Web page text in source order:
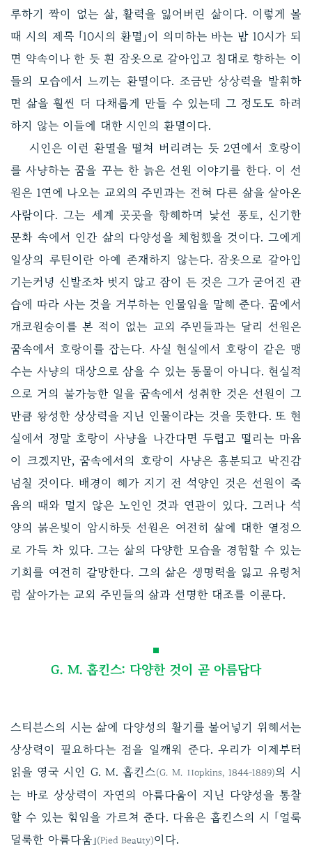
루하기 짝이 없는 삶, 활력을 잃어버린 삶이다. 이렇게 볼
때 시의 제목 「10시의 환멸」이 의미하는 바는 밤 10시가 되
면 약속이나 한 듯 흰 잠옷으로 갈아입고 침대로 향하는 이
들의 모습에서 느끼는 환멸이다. 조금만 상상력을 발휘하
면 삶을 훨씬 더 다채롭게 만들 수 있는데 그 정도도 하려
하지 않는 이들에 대한 시인의 환멸이다.
시인은 이런 환멸을 떨쳐 버리려는 듯 2연에서 호랑이
를 사냥하는 꿈을 꾸는 한 늙은 선원 이야기를 한다. 이 선
원은 1연에 나오는 교외의 주민과는 전혀 다른 삶을 살아온
사람이다. 그는 세계 곳곳을 항해하며 낯선 풍토, 신기한
문화 속에서 인간 삶의 다양성을 체험했을 것이다. 그에게
일상의 루틴이란 아예 존재하지 않는다. 잠옷으로 갈아입
기는커녕 신발조차 벗지 않고 잠이 든 것은 그가 굳어진 관
습에 따라 사는 것을 거부하는 인물임을 말해 준다. 꿈에서
개코원숭이를 본 적이 없는 교외 주민들과는 달리 선원은
꿈속에서 호랑이를 잡는다. 사실 현실에서 호랑이 같은 맹
수는 사냥의 대상으로 삼을 수 있는 동물이 아니다. 현실적
으로 거의 불가능한 일을 꿈속에서 성취한 것은 선원이 그
만큼 왕성한 상상력을 지닌 인물이라는 것을 뜻한다. 또 현
실에서 정말 호랑이 사냥을 나간다면 두렵고 떨리는 마음
이 크겠지만, 꿈속에서의 호랑이 사냥은 흥분되고 박진감
넘칠 것이다. 배경이 해가 지기 전 석양인 것은 선원이 죽
음의 때와 멀지 않은 노인인 것과 연관이 있다. 그러나 석
양의 붉은빛이 암시하듯 선원은 여전히 삶에 대한 열정으
로 가득 차 있다. 그는 삶의 다양한 모습을 경험할 수 있는
기회를 여전히 갈망한다. 그의 삶은 생명력을 잃고 유령처
럼 살아가는 교외 주민들의 삶과 선명한 대조를 이룬다.
G. M. 홉킨스: 다양한 것이 곧 아름답다
스티븐스의 시는 삶에 다양성의 활기를 불어넣기 위해서는
상상력이 필요하다는 점을 일깨워 준다. 우리가 이제부터
읽을 영국 시인 G. M. 홉킨스 (G. M. Hopkins, 1844-1889)의 시
는 바로 상상력이 자연의 아름다움이 지닌 다양성을 통찰
할 수 있는 힘임을 가르쳐 준다. 다음은 홉킨스의 시 「얼룩
덜룩한 아름다움」(Pied Beauty)이다.